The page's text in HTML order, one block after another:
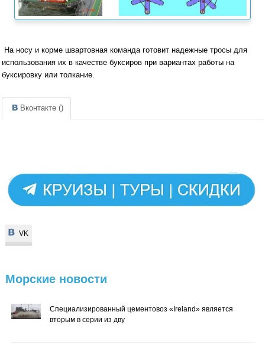
На носу и корме швартовная команда готовит надежные тросы для
использования их в качестве буксиров при вариантах работы на
буксировку или толкание.
Вконтакте ()
VK
VK
Морские новости
Специализированный цементовоз «Ireland» является
вторым в серии из дву